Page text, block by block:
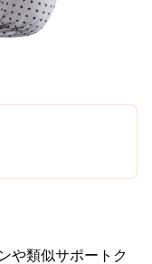
や類似サポートク